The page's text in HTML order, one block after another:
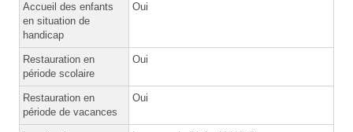
Accueil des enfants
en situation de
handicap
Oui
Restauration en
période scolaire
Oui
Restauration en
période de vacances
Oui